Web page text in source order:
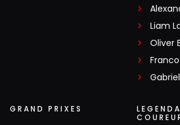
Liam
Oliver
GRAND PRIXES